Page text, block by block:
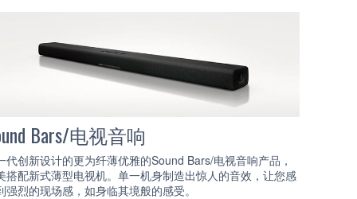
Bars/电视音响
代创新设计的更为纤薄优雅的Sound Bars/电视音响产品，
搭配新式薄型电视机。单一机身制造出惊人的音效，让您感
强烈的现场感，如身临其境般的感受。